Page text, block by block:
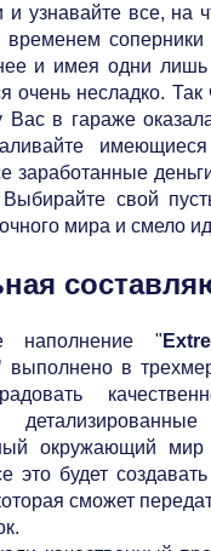
и узнавайте все, на
соперники
и имея одни
очень несладко. Так
в гараже
заработанные
Выбирайте свой
мира и смело
наполнение "
выполнено в
окружающий мир
это будет
сможет